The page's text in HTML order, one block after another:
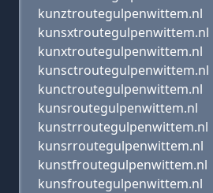
kunztroutegulpenwittem.nl
kunsxtroutegulpenwittem.nl
kunxtroutegulpenwittem.nl
kunsctroutegulpenwittem.nl
kunctroutegulpenwittem.nl
kunsroutegulpenwittem.nl
kunstrroutegulpenwittem.nl
kunsrroutegulpenwittem.nl
kunstfroutegulpenwittem.nl
kunsfroutegulpenwittem.nl